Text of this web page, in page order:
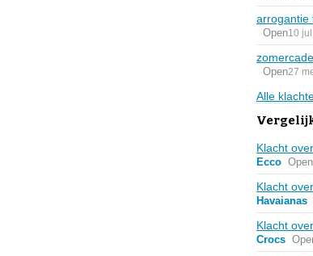
arrogantie
Open10
Open27
Alle
Klacht
Ecco Open
Klacht
Havaianas
Klacht
Crocs